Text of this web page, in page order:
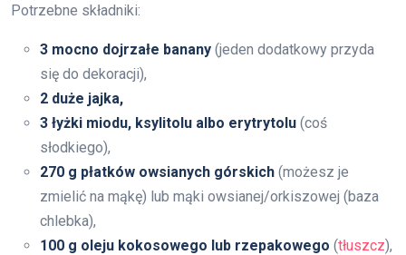
Potrzebne składniki:
3 mocno dojrzałe banany (jeden dodatkowy przyda
się do dekoracji),
2 duże jajka,
3 łyżki miodu, ksylitolu albo erytrytolu (coś
słodkiego),
270 g płatków owsianych górskich (możesz je
zmielić na mąkę) lub mąki owsianej/orkiszowej (baza
chlebka),
100 g oleju kokosowego lub rzepakowego (tłuszcz),